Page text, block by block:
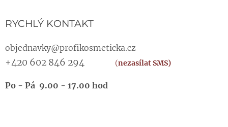
RYCHLÝ KONTAKT
objednavky@profikosmeticka.cz
+420 602 846 294 (nezasílat SMS)
Po - Pá 9.00 - 17.00 hod